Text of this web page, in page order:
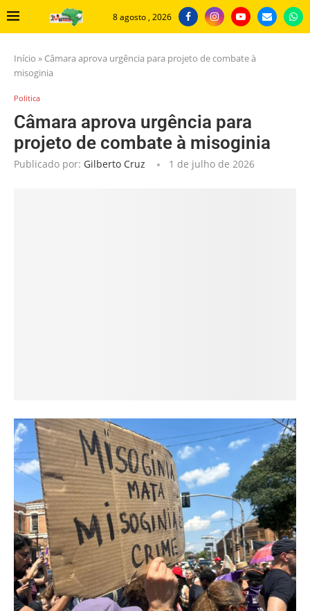
8 agosto , 2026
Início » Câmara aprova urgência para projeto de combate à
misoginia
Politica
Câmara aprova urgência para
projeto de combate à misoginia
Publicado por: Gilberto Cruz 1 de julho de 2026